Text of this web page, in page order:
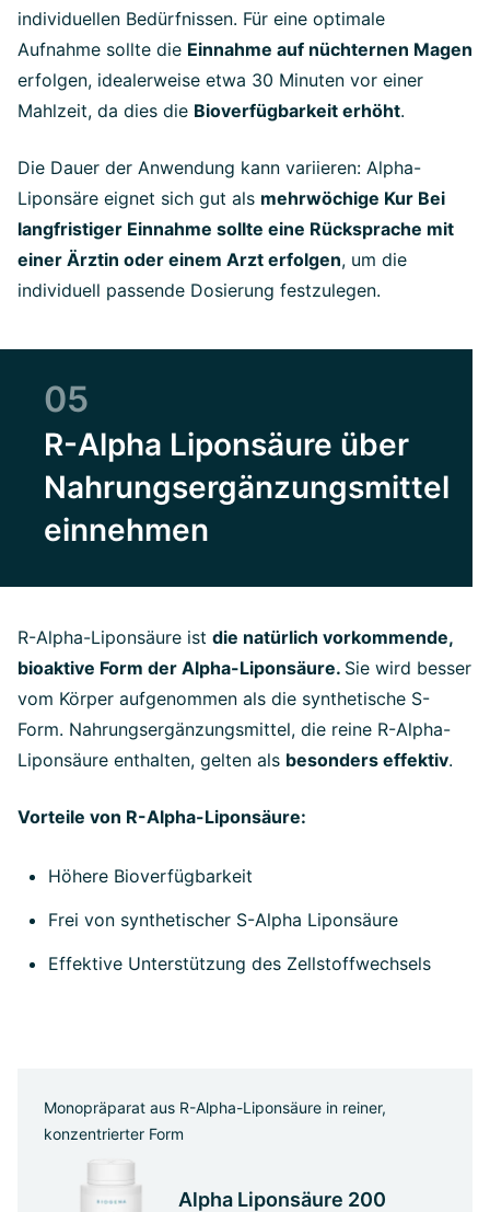
individuellen Bedürfnissen. Für eine optimale
Aufnahme sollte die Einnahme auf nüchternen Magen
erfolgen, idealerweise etwa 30 Minuten vor einer
Mahlzeit, da dies die Bioverfügbarkeit erhöht.
Die Dauer der Anwendung kann variieren: Alpha-
Liponsäre eignet sich gut als mehrwöchige Kur Bei
langfristiger Einnahme sollte eine Rücksprache mit
einer Ärztin oder einem Arzt erfolgen, um die
individuell passende Dosierung festzulegen.
05
R-Alpha Liponsäure über
Nahrungsergänzungsmittel
einnehmen
R-Alpha-Liponsäure ist die natürlich vorkommende,
bioaktive Form der Alpha-Liponsäure. Sie wird besser
vom Körper aufgenommen als die synthetische S-
Form. Nahrungsergänzungsmittel, die reine R-Alpha-
Liponsäure enthalten, gelten als besonders effektiv.
Vorteile von R-Alpha-Liponsäure:
Höhere Bioverfügbarkeit
Frei von synthetischer S-Alpha Liponsäure
Effektive Unterstützung des Zellstoffwechsels
Monopräparat aus R-Alpha-Liponsäure in reiner,
konzentrierter Form
Alpha Liponsäure 200